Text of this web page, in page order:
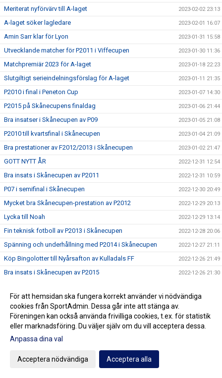
Meriterat nyförvärv till A-laget 2023-02-02 23:13
A-laget söker lagledare 2023-02-01 16:07
Amin Sarr klar för Lyon 2023-01-31 15:58
Utvecklande matcher för P2011 i Viffecupen 2023-01-30 11:36
Matchpremiär 2023 för A-laget 2023-01-18 22:23
Slutgiltigt serieindelningsförslag för A-laget 2023-01-11 21:35
P2010 i final i Peneton Cup 2023-01-07 14:30
P2015 på Skånecupens finaldag 2023-01-06 21:44
Bra insatser i Skånecupen av P09 2023-01-05 21:08
P2010 till kvartsfinal i Skånecupen 2023-01-04 21:09
Bra prestationer av F2012/2013 i Skånecupen 2023-01-02 21:47
GOTT NYTT ÅR 2022-12-31 12:54
Bra insats i Skånecupen av P2011 2022-12-31 10:59
P07 i semifinal i Skånecupen 2022-12-30 20:49
Mycket bra Skånecupen-prestation av P2012 2022-12-29 20:13
Lycka till Noah 2022-12-29 13:14
Fin teknisk fotboll av P2013 i Skånecupen 2022-12-28 20:06
Spänning och underhållning med P2014 i Skånecupen 2022-12-27 21:11
Köp Bingolotter till Nyårsafton av Kulladals FF 2022-12-26 21:49
Bra insats i Skånecupen av P2015 2022-12-26 21:30
Resultat Dragning Kulladals FF Jullotteri 2022 2022-12-21 13:30
P2010 avslutade säsongen med beachvolleyboll 2022-12-17 21:21
Köp era Jul-Bingolotter av Kulladals FF vid ICA Kvantum
Malmborgs Mobilia
Nyförvärv och återvändare till A-laget
Cupseger för P09
För att hemsidan ska fungera korrekt använder vi nödvändiga
cookies från SportAdmin. Dessa går inte att stänga av.
Föreningen kan också använda frivilliga cookies, t.ex. för statistik
eller marknadsföring. Du väljer själv om du vill acceptera dessa.
Anpassa dina val
Acceptera nödvändiga Acceptera alla